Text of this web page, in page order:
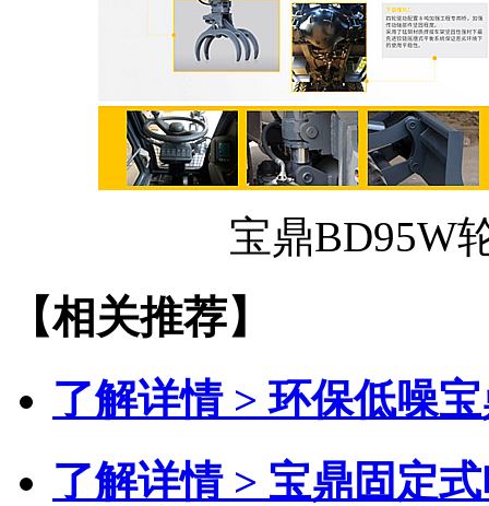
宝鼎BD95W
【相关推荐】
了解详情 >环保低噪
了解详情 > 宝鼎固定